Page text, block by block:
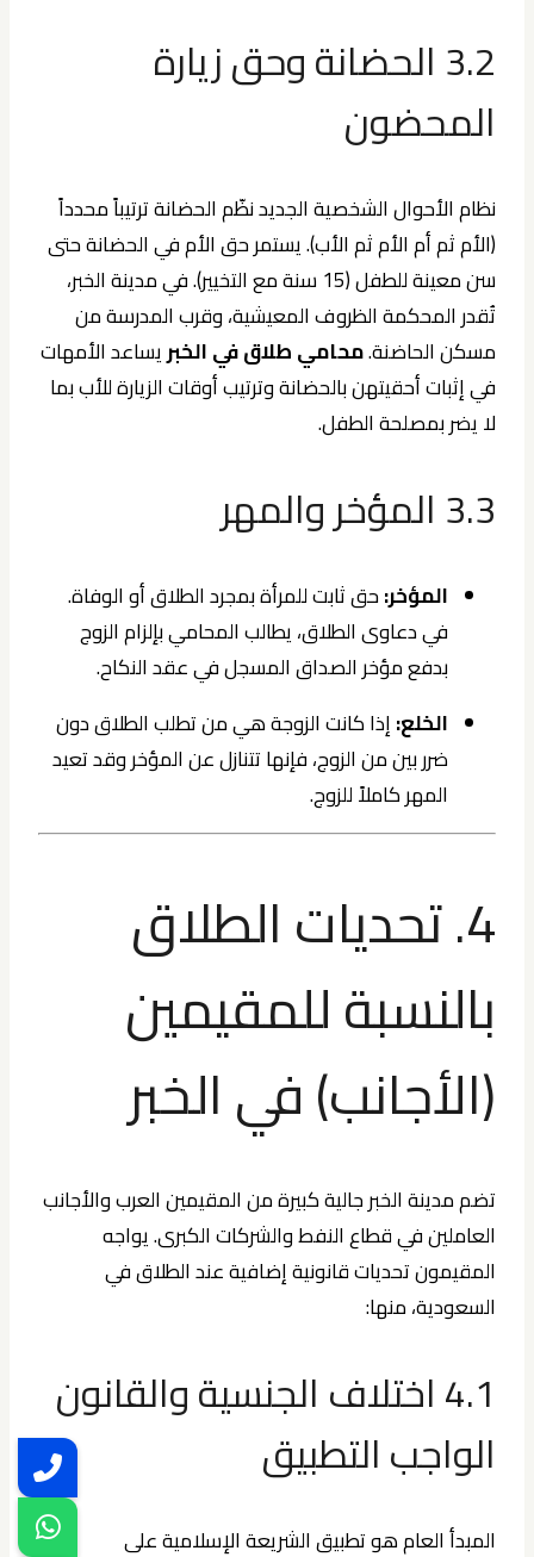
3.2 الحضانة وحق زيارة
المحضون
نظام الأحوال الشخصية الجديد نظّم الحضانة ترتيباً محدداً
(الأم ثم أم الأم ثم الأب). يستمر حق الأم في الحضانة حتى
سن معينة للطفل (15 سنة مع التخيير). في مدينة الخبر،
تُقدر المحكمة الظروف المعيشية، وقرب المدرسة من
مسكن الحاضنة.محامي طلاق في الخبريساعد الأمهات
في إثبات أحقيتهن بالحضانة وترتيب أوقات الزيارة للأب بما
لا يضر بمصلحة الطفل.
3.3 المؤخر والمهر
المؤخر:حق ثابت للمرأة بمجرد الطلاق أو الوفاة.
في دعاوى الطلاق، يطالب المحامي بإلزام الزوج
بدفع مؤخر الصداق المسجل في عقد النكاح.
الخلع:إذا كانت الزوجة هي من تطلب الطلاق دون
ضرر بين من الزوج، فإنها تتنازل عن المؤخر وقد تعيد
المهر كاملاً للزوج.
4. تحديات الطلاق
بالنسبة للمقيمين
(الأجانب) في الخبر
تضم مدينة الخبر جالية كبيرة من المقيمين العرب والأجانب
العاملين في قطاع النفط والشركات الكبرى. يواجه
المقيمون تحديات قانونية إضافية عند الطلاق في
السعودية، منها:
4.1 اختلاف الجنسية والقانون
الواجب التطبيق
المبدأ العام هو تطبيق الشريعة الإسلامية على